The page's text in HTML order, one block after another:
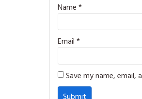
Name*
Email*
Save my name,